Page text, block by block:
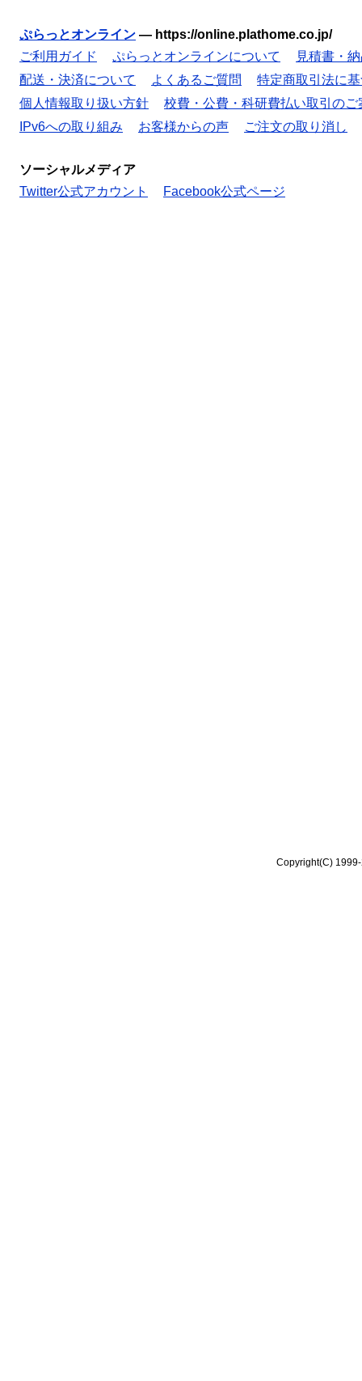
ぷらっとオンライン — https://online.plathome.co.jp/
ご利用ガイド
ぷらっとオンラインについて
見積書・
配送・決済について
よくあるご質問
特定商取引法に
個人情報取り扱い方針
校費・公費・科研費払い取引のご
IPv6への取り組み
お客様からの声 ご注文の取り消し
ソーシャルメディア
Twitter公式アカウント
Facebook公式ページ
Copyright(C)